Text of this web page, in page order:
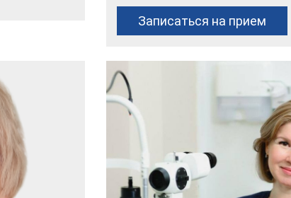
Записаться на прием